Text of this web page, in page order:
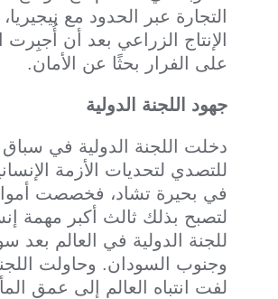
التجارة عبر الحدود مع
الإنتاج الزراعي بعد أن أُجبِرت
على الفرار بحثًا عن الأمان.
جهود اللجنة الدولية
دخلت اللجنة الدولية في
للتصدي لتحديات الأزمة
في بحيرة تشاد، فخصصت
لتصبح بذلك ثالث أكبر مهمة
للجنة الدولية في العالم بعد
وجنوب السودان. وحاولت
لفت انتباه العالم إلى عمق